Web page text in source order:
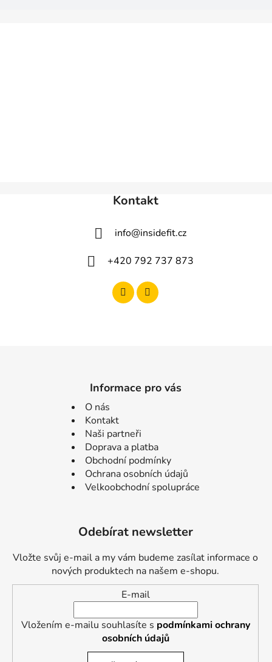
Kontakt
info@insidefit.cz
+420 792 737 873
Informace pro vás
O nás
Kontakt
Naši partneři
Doprava a platba
Obchodní podmínky
Ochrana osobních údajů
Velkoobchodní spolupráce
Odebírat newsletter
Vložte svůj e-mail a my vám budeme zasílat informace o
nových produktech na našem e-shopu.
E-mail
Vložením e-mailu souhlasíte s podmínkami ochrany
osobních údajů